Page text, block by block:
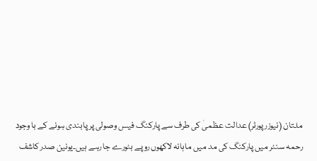
ملتان (نیوز رپورٹر) عدالت عظمیٰ کی طرف سے پارکنگ فیس وصولی پر پابندی ہونے کے با وجود
رحمہ سنٹر میں پارکنگ کی مد میں ماہانہ لاکھوں روپے بٹورے جا رہے ہیں۔یونین صدر کاشف